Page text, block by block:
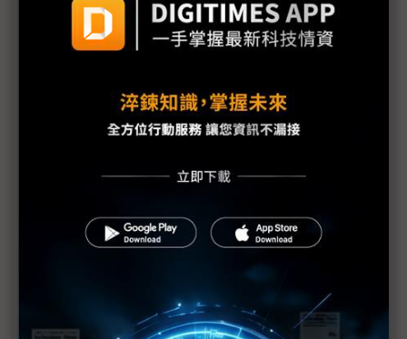
隆重展出
避免工廠成為駭客組織的提款機 智慧製造資安防護不
無畏疫情衝擊 史陶比爾強勢展出
Epson發展機器手臂管理系統與簡易操作軟體
igus連線實體展覽的參觀人數近2萬人
世紀貿易提供專業諮詢 建構最佳化發那科機器手臂產
線